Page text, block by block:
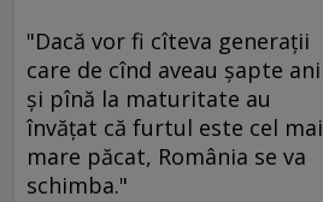
"Dacă vor fi cîteva generaţii
care de cînd aveau şapte ani
şi pînă la maturitate au
învăţat că furtul este cel mai
mare păcat, România se va
schimba."